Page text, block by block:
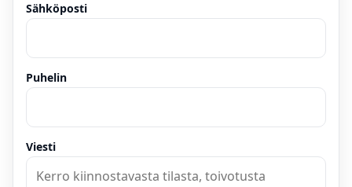
Sähköposti
Puhelin
Viesti